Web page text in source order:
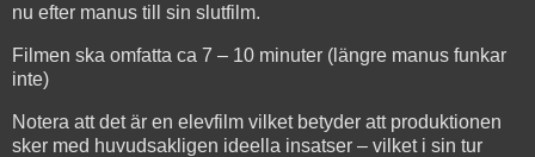
nu efter manus till sin slutfilm.
Filmen ska omfatta ca 7 – 10 minuter (längre manus funkar
inte)
Notera att det är en elevfilm vilket betyder att produktionen
sker med huvudsakligen ideella insatser – vilket i sin tur